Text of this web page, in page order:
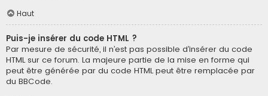
Haut
Puis-je insérer du code HTML ?
Par mesure de sécurité, il n’est pas possible d’insérer du code
HTML sur ce forum. La majeure partie de la mise en forme qui
peut être générée par du code HTML peut être remplacée par
du BBCode.